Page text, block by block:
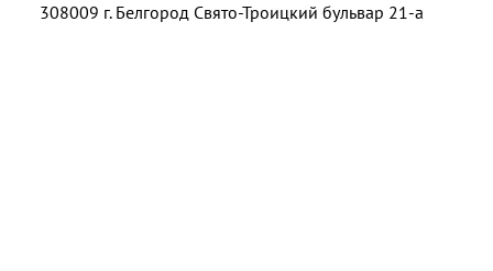
308009 г. Белгород Свято-Троицкий бульвар 21-а